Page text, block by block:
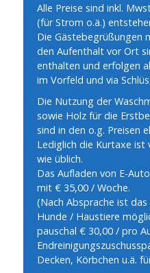
Alle Preise sind inkl.
(für Strom o.ä.)
Die Gästebegrüßungen
den Aufenthalt vor Ort
enthalten und erfolgen
im Vorfeld und via
Die Nutzung der
sowie Holz für die
sind in den o.g. Preisen
Lediglich die Kurtaxe ist
wie üblich.
Das Aufladen von E-
mit € 35,00 / Woche.
(Nach Absprache ist
Hunde / Haustiere
pauschal € 30,00 / pro
Decken, Körbchen u.ä.